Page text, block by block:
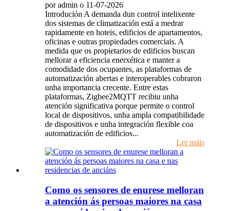
por admin o 11-07-2026
Introdución A demanda dun control intelixente
dos sistemas de climatización está a medrar
rapidamente en hoteis, edificios de apartamentos,
oficinas e outras propiedades comerciais. A
medida que os propietarios de edificios buscan
mellorar a eficiencia enerxética e manter a
comodidade dos ocupantes, as plataformas de
automatización abertas e interoperables cobraron
unha importancia crecente. Entre estas
plataformas, Zigbee2MQTT recibiu unha
atención significativa porque permite o control
local de dispositivos, unha ampla compatibilidade
de dispositivos e unha integración flexible coa
automatización de edificios...
Ler máis
Como os sensores de enurese melloran
a atención ás persoas maiores na casa